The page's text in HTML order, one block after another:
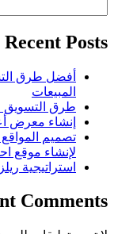
Recent Posts
أفضل طرق
المبيعات
طرق التسويق
إنشاء معرض
تصميم المواقع
لإنشاء موقع
استراتيجية
Comments